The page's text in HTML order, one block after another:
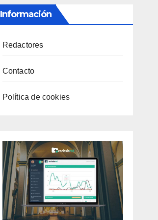
Información
Redactores
Contacto
Política de cookies